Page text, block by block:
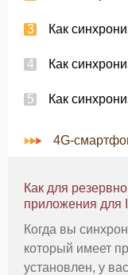
Как
Как
4G-
Как для
приложения для
Когда вы
который имеет
установлен, у